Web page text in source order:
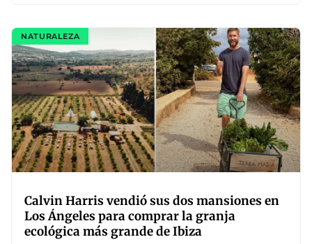
NATURALEZA
Calvin Harris vendió sus dos mansiones en
Los Ángeles para comprar la granja
ecológica más grande de Ibiza